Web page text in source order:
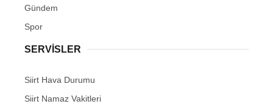
Gündem
Spor
SERVİSLER
Siirt Hava Durumu
Siirt Namaz Vakitleri